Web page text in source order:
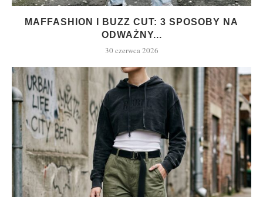
MAFFASHION I BUZZ CUT: 3 SPOSOBY NA
ODWAŻNY...
30 czerwca 2026